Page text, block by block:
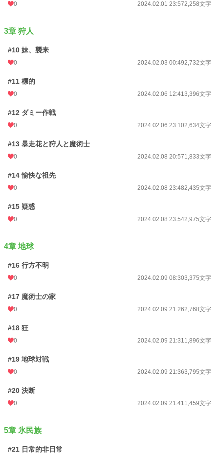
0 2024.02.01 23:572,258文字
3章 狩人
#10 妹、襲来
0 2024.02.03 00:492,732文字
#11 標的
0 2024.02.06 12:413,396文字
#12 ダミー作戦
0 2024.02.06 23:102,634文字
#13 暴走花と狩人と魔術士
0 2024.02.08 20:571,833文字
#14 愉快な祖先
0 2024.02.08 23:482,435文字
#15 疑惑
0 2024.02.08 23:542,975文字
4章 地球
#16 行方不明
0 2024.02.09 08:303,375文字
#17 魔術士の家
0 2024.02.09 21:262,768文字
#18 狂
0 2024.02.09 21:311,896文字
#19 地球対戦
0 2024.02.09 21:363,795文字
#20 決断
0 2024.02.09 21:411,459文字
5章 氷民族
#21 日常的非日常